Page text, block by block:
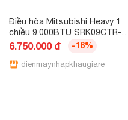
Điều hòa Mitsubishi Heavy 1
chiều 9.000BTU SRK09CTR-
S5/SRC09CTR-S5
6.750.000 đ -16%
dienmaynhapkhaugiare.com.vn